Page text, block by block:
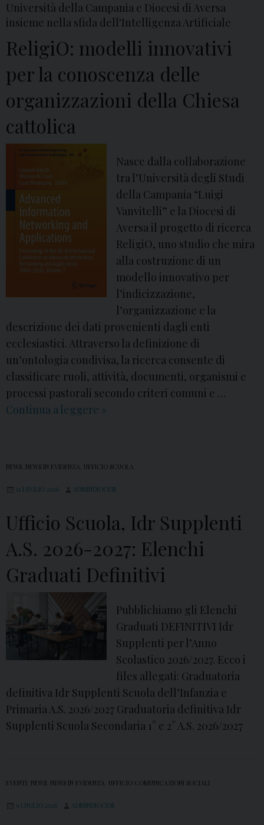
r
i
n
g
g
i
S
u
b
i
a
c
o
Università della Campania e Diocesi di Aversa
insieme nella sfida dell'Intelligenza Artificiale
ReligiO: modelli innovativi
per la conoscenza delle
organizzazioni della Chiesa
cattolica
Nasce dalla collaborazione
tra l’Università degli Studi
della Campania “Luigi
Vanvitelli” e la Diocesi di
Aversa il progetto di ricerca
ReligiO, uno studio che mira
alla costruzione di un
modello innovativo per
l’indicizzazione,
l’organizzazione e la
descrizione dei dati provenienti dagli enti
ecclesiastici. Attraverso la definizione di
un’ontologia condivisa, la ricerca consente di
classificare ruoli, attività, documenti, organismi e
processi pastorali secondo criteri comuni e …
Continua a leggere R
i
:
o
d
e
l
i
n
o
v
i
»
NEWS NEWS IN EVIDENZA UFFICIO SCUOLA
11 LUGLIO 2026 ADMINDIOCESI
Ufficio Scuola, Idr Supplenti
A.S. 2026-2027: Elenchi
Graduati Definitivi
Pubblichiamo gli Elenchi
Graduati DEFINITIVI Idr
Supplenti per l’Anno
Scolastico 2026/2027. Ecco i
files allegati: Graduatoria
definitiva Idr Supplenti Scuola dell’Infanzia e
Primaria A.S. 2026/2027 Graduatoria definitiva Idr
Supplenti Scuola Secondaria 1° e 2° A.S. 2026/2027
EVENTI NEWS NEWS IN EVIDENZA UFFICIO COMUNICAZIONI SOCIALI
9 LUGLIO 2026 ADMINDIOCESI